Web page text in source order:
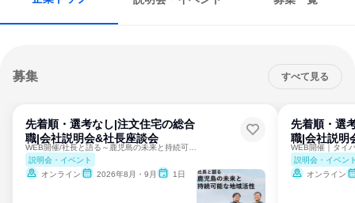
募集 すべて見る
先着順・選考なし|注文住宅の総合
職|会社説明会&社長座談会
説明会・イベント
オンライン
2026年8月・9月 1日
先着順・選
職|会社説明
説明会・イベン
オンライン